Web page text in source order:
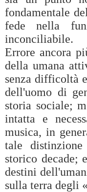
fondamentale
fede nella
inconciliabile.
Errore ancora
della umana
senza difficoltà
dell'uomo di
storia sociale;
intatta e
musica, in
tale
storico decade;
destini
sulla terra degli